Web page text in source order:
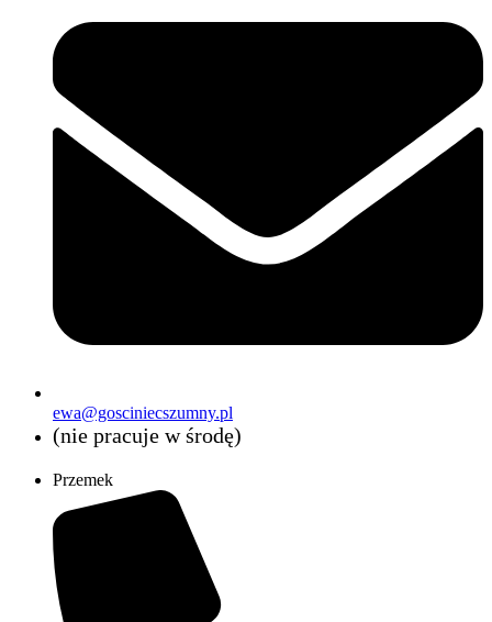
ewa@gosciniecszumny.pl
(nie pracuje w środę)
Przemek